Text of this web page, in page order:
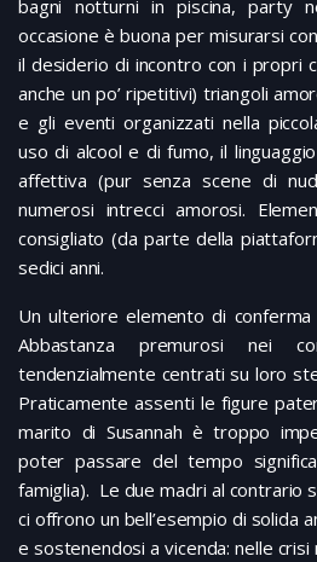
bagni notturni in piscina, party
occasione è buona per misurarsi
il desiderio di incontro con i propri
anche un po’ ripetitivi) triangoli
e gli eventi organizzati nella
uso di alcool e di fumo, il
affettiva (pur senza scene di
numerosi intrecci amorosi.
consigliato (da parte della
sedici anni.
Un ulteriore elemento di
Abbastanza premurosi nei
tendenzialmente centrati su loro
Praticamente assenti le figure
marito di Susannah è troppo
poter passare del tempo
famiglia). Le due madri al contrario
ci offrono un bell’esempio di solida
e sostenendosi a vicenda: nelle